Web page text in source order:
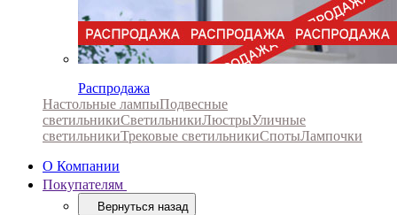
Распродажа
Настольные лампыПодвесные
светильникиСветильникиЛюстрыУличные
светильникиТрековые светильникиСпотыЛампочки
О Компании
Покупателям
Вернуться назад